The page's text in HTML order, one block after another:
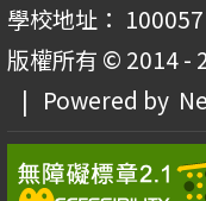
學校地址：
版權所有 © 2014 -
| Powered by